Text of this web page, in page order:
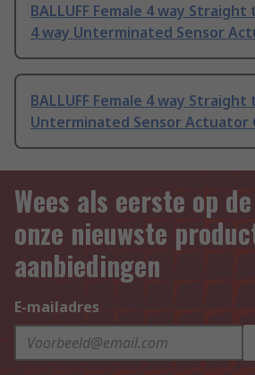
BALLUFF Female 4 way
4 way Unterminated Sensor
BALLUFF Female 4 way Straight
Unterminated Sensor Actuator
Wees als eerste op
onze nieuwste
aanbiedingen
E-mailadres